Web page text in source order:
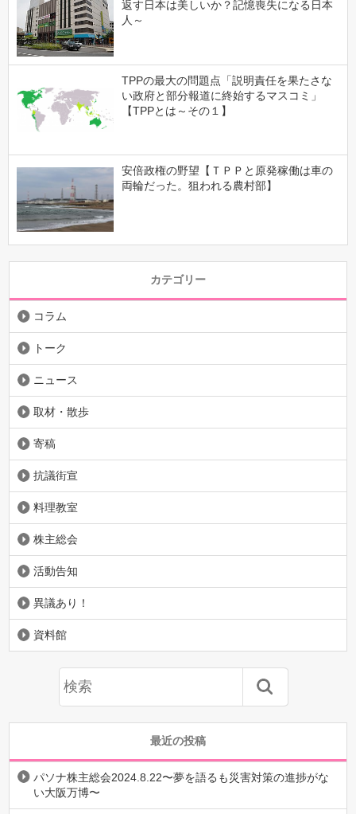
返す日本は美しいか？記憶喪失になる日本
人～
TPPの最大の問題点「説明責任を果たさな
い政府と部分報道に終始するマスコミ」
【TPPとは～その１】
安倍政権の野望【ＴＰＰと原発稼働は車の
両輪だった。狙われる農村部】
カテゴリー
コラム
トーク
ニュース
取材・散歩
寄稿
抗議街宣
料理教室
株主総会
活動告知
異議あり！
資料館
最近の投稿
パソナ株主総会2024.8.22〜夢を語るも災害対策の進捗がな
い大阪万博〜